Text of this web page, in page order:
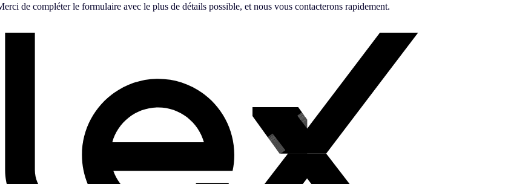
de compléter le formulaire avec le plus de détails possible, et nous vous contacterons rapidement.